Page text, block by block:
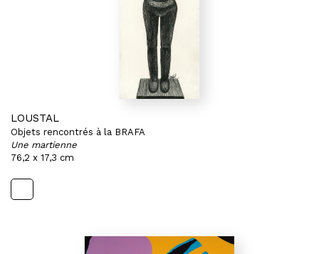
LOUSTAL
Objets rencontrés à la BRAFA
Une martienne
76,2 x 17,3 cm